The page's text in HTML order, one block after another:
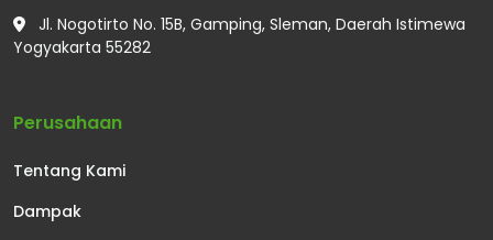
Jl. Nogotirto No. 15B, Gamping, Sleman, Daerah Istimewa
Yogyakarta 55282
Perusahaan
Tentang Kami
Dampak